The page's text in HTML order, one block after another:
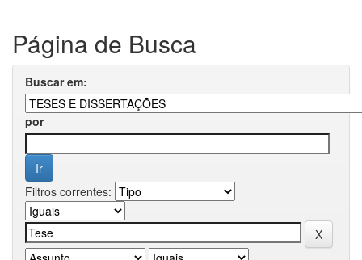
Página de Busca
Buscar em:
por
Filtros correntes: